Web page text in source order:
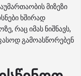
მიზეზი
ხშირად
რაც იმას ნიშნავს,
გამოასწორებენ